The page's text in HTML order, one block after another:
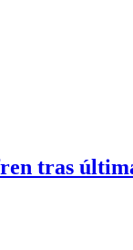
tras